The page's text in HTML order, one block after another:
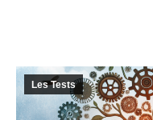
Les Tests